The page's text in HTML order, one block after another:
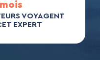
VOYAGENT
EXPERT